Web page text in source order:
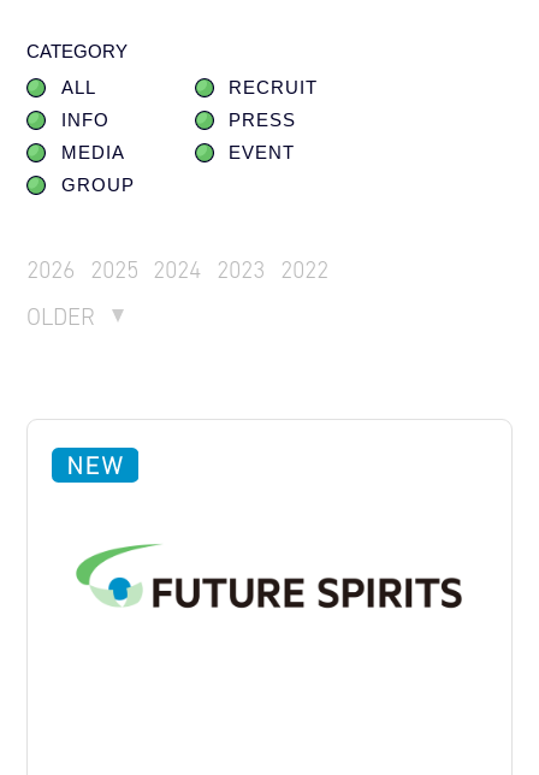
CATEGORY
ALL
RECRUIT
INFO
PRESS
MEDIA
EVENT
GROUP
2026 2025 2024 2023
2022
OLDER